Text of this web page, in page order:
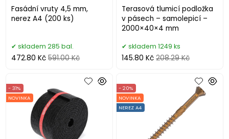
Fasádní vruty 4,5 mm,
nerez A4 (200 ks)
skladem 285 bal.
472.80 Kč 591.00 Kč
Terasová tlumicí podložka
v pásech – samolepicí –
2000×40×4 mm
skladem 1249 ks
145.80 Kč 208.29 Kč
- 31%
NOVINKA
- 20%
NOVINKA
NEREZ A4